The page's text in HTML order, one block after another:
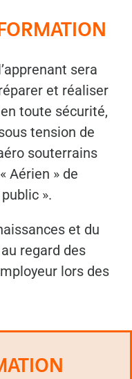
sera
et réaliser
toute sécurité,
tension de
souterrains
Aérien » de
».
et du
regard des
lors des